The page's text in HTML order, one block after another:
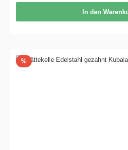
In den
%Rabatt